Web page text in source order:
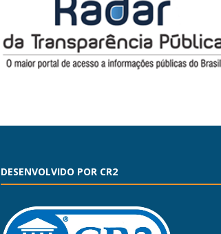
DESENVOLVIDO POR CR2